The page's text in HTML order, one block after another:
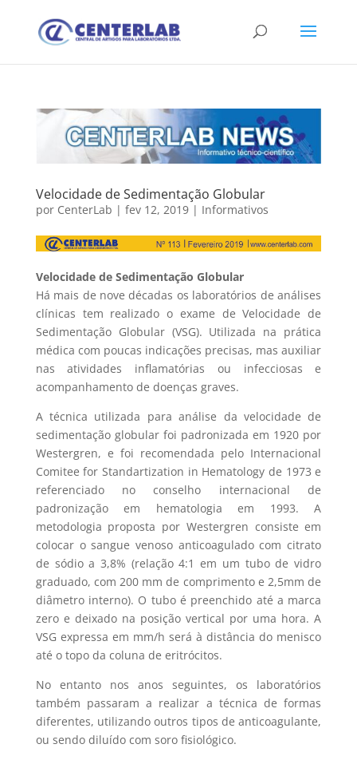
Velocidade de Sedimentação Globular
por CenterLab | fev 12, 2019| Informativos
Velocidade de Sedimentação Globular
Há mais de nove décadas os laboratórios de análises
clínicas tem realizado o exame de Velocidade de
Sedimentação Globular (VSG). Utilizada na prática
médica com poucas indicações precisas, mas auxiliar
nas atividades inflamatórias ou infecciosas e
acompanhamento de doenças graves.
A técnica utilizada para análise da velocidade de
sedimentação globular foi padronizada em 1920 por
Westergren, e foi recomendada pelo Internacional
Comitee for Standartization in Hematology de 1973 e
referenciado no conselho internacional de
padronização em hematologia em 1993. A
metodologia proposta por Westergren consiste em
colocar o sangue venoso anticoagulado com citrato
de sódio a 3,8% (relação 4:1 em um tubo de vidro
graduado, com 200 mm de comprimento e 2,5mm de
diâmetro interno). O tubo é preenchido até a marca
zero e deixado na posição vertical por uma hora. A
VSG expressa em mm/h será à distância do menisco
até o topo da coluna de eritrócitos.
No entanto nos anos seguintes, os laboratórios
também passaram a realizar a técnica de formas
diferentes, utilizando outros tipos de anticoagulante,
ou sendo diluído com soro fisiológico.